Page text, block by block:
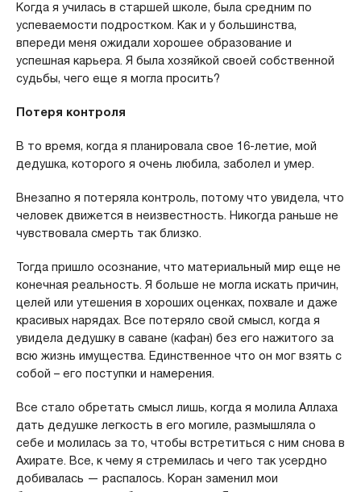
Когда я училась в старшей школе, была средним по
успеваемости подростком. Как и у большинства,
впереди меня ожидали хорошее образование и
успешная карьера. Я была хозяйкой своей собственной
судьбы, чего еще я могла просить?
Потеря контроля
В то время, когда я планировала свое 16-летие, мой
дедушка, которого я очень любила, заболел и умер.
Внезапно я потеряла контроль, потому что увидела, что
человек движется в неизвестность. Никогда раньше не
чувствовала смерть так близко.
Тогда пришло осознание, что материальный мир еще не
конечная реальность. Я больше не могла искать причин,
целей или утешения в хороших оценках, похвале и даже
красивых нарядах. Все потеряло свой смысл, когда я
увидела дедушку в саване (кафан) без его нажитого за
всю жизнь имущества. Единственное что он мог взять с
собой – его поступки и намерения.
Все стало обретать смысл лишь, когда я молила Аллаха
дать дедушке легкость в его могиле, размышляла о
себе и молилась за то, чтобы встретиться с ним снова в
Ахирате. Все, к чему я стремилась и чего так усердно
добивалась — распалось. Коран заменил мои